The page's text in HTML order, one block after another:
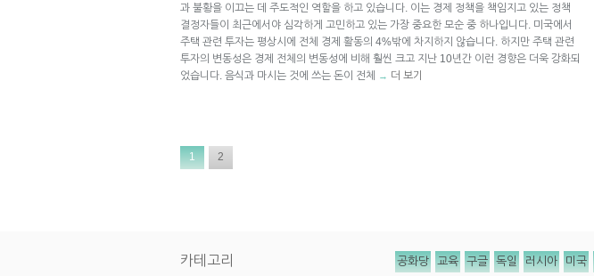
과 불황을 이끄는 데 주도적인 역할을 하고 있습니다. 이는 경제 정책을 책임지고 있는 정책
결정자들이 최근에서야 심각하게 고민하고 있는 가장 중요한 모순 중 하나입니다. 미국에서
주택 관련 투자는 평상시에 전체 경제 활동의 4%밖에 차지하지 않습니다. 하지만 주택 관련
투자의 변동성은 경제 전체의 변동성에 비해 훨씬 크고 지난 10년간 이런 경향은 더욱 강화되
었습니다. 음식과 마시는 것에 쓰는 돈이 전체
→ 더 보기
1 2
카테고리 공화당 교육 구글 독일 러시아 미국